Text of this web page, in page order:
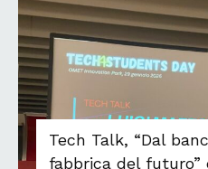
Tech Talk, “Dal
fabbrica del futuro”